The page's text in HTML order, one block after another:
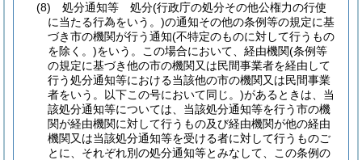
(8)
処分通知等 処分(行政庁の処分その他公権力の行使
に当たる行為をいう。)の通知その他の条例等の規定に基
づき市の機関が行う通知(不特定のものに対して行うもの
を除く。)をいう。 この場合において、経由機関(条例等
の規定に基づき他の市の機関又は民間事業者を経由して
行う処分通知等における当該他の市の機関又は民間事業
者をいう。以下この号において同じ。)があるときは、当
該処分通知等については、当該処分通知等を行う市の機
関が経由機関に対して行うもの及び経由機関が他の経由
機関又は当該処分通知等を受ける者に対して行うものご
とに、それぞれ別の処分通知等とみなして、この条例の